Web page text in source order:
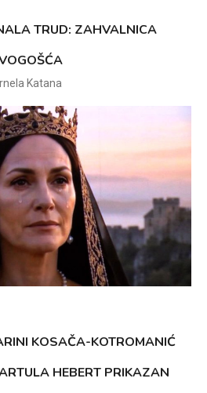
TRUD: ZAHVALNICA
Katana
KOSAČA-KOTROMANIĆ
HEBERT PRIKAZAN